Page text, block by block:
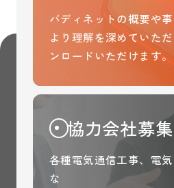
バディネットの概要や
より理解を深めていた
ンロードいただけます。
協力会社募
各種電気通信工事、電
な